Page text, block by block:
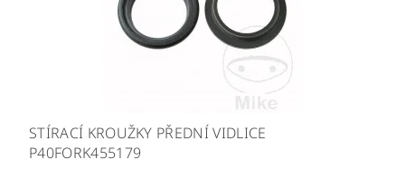
STÍRACÍ KROUŽKY PŘEDNÍ VIDLICE
P40FORK455179